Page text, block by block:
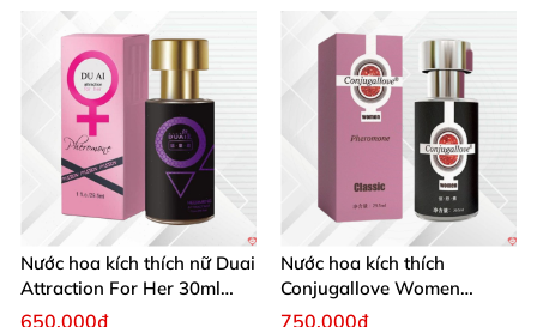
Nước hoa kích thích nữ Duai
Attraction For Her 30ml
tăng cường hưng phấn sôi
650.000₫
Nước hoa kích thích
Conjugallove Women
29.5ml hấp dẫn đam mê
750.000₫